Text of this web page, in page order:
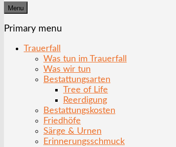
Menu
Primary menu
Trauerfall
Was tun im Trauerfall
Was wir tun
Bestattungsarten
Tree of Life
Reerdigung
Bestattungskosten
Friedhöfe
Särge & Urnen
Erinnerungsschmuck